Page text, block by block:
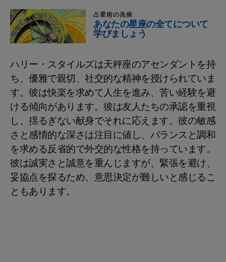
占星術の兆候
あなたの星座の全てについて
学びましょう
ハリー・スタイルズは天秤座のアセンダントを持
ち、優雅で親切、社交的な精神を授けられていま
す。彼は快楽を求めて人生を進み、苦い経験を避
ける傾向があります。彼は友人たちの承認を重視
し、揺るぎない献身でそれに応えます。彼の敏感
さと感情的な深さは注目に値し、バランスと調和
を求める反省的で外交的な性格を持っています。
彼は誠実さと誠意を重んじますが、緊張を避け、
妥協点を探るため、意思決定が難しいと感じるこ
ともあります。